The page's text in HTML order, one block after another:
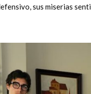
sus miserias